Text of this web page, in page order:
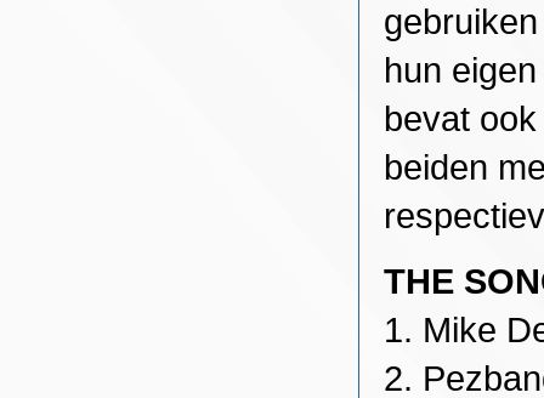
hun
bevat
beiden
THE
1. Mike
2.